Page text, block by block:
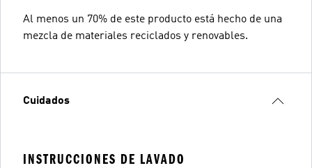
Al menos un 70% de este producto está hecho de una
mezcla de materiales reciclados y renovables.
Cuidados
INSTRUCCIONES DE LAVADO